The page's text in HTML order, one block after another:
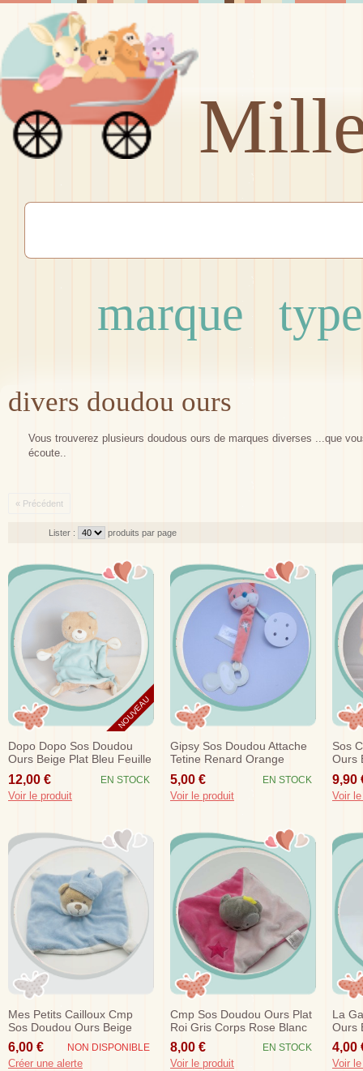
marque type
divers doudou ours
Vous trouverez plusieurs doudous ours de marques diverses ...que
écoute..
« Précédent
Lister : produits par page
NOUVEAU
Dopo Dopo Sos Doudou
Ours Beige Plat Bleu Feuille
12,00 € EN STOCK
Voir le produit
Gipsy Sos Doudou Attache
Tetine Renard Orange
Baguette
5,00 € EN STOCK
Voir le produit
Sos
Ours
9,90
Voir
Mes Petits Cailloux Cmp
Sos Doudou Ours Beige
Corps Plat Bleu Blanc
Bonnet
6,00 € NON DISPONIBLE
Créer une alerte
Cmp Sos Doudou Ours Plat
Roi Gris Corps Rose Blanc
8,00 € EN STOCK
Voir le produit
La
Ours
4,00
Voir